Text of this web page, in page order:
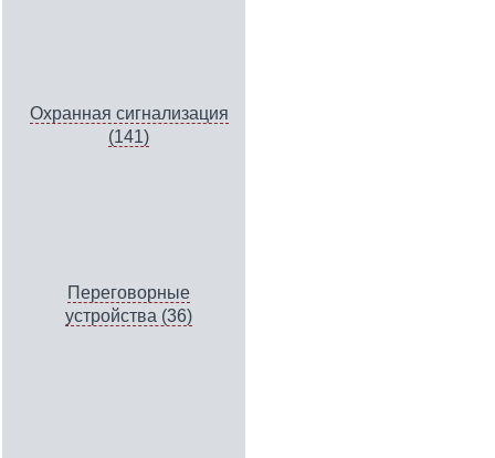
Охранная сигнализация
(141)
Переговорные
устройства (36)